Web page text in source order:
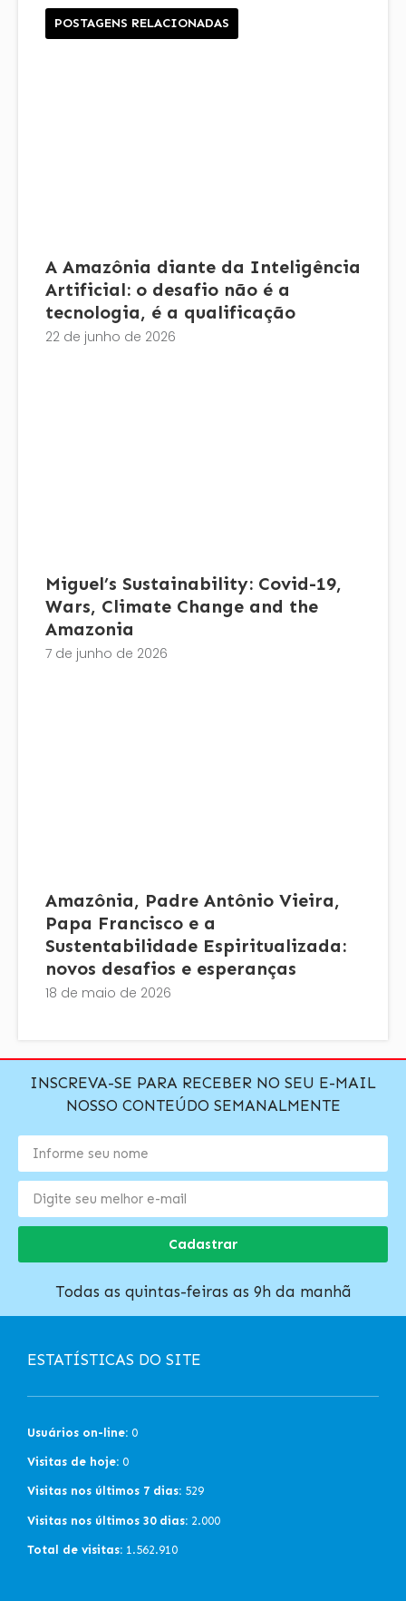
POSTAGENS RELACIONADAS
A Amazônia diante da Inteligência
Artificial: o desafio não é a
tecnologia, é a qualificação
22 de junho de 2026
Miguel’s Sustainability: Covid-19,
Wars, Climate Change and the
Amazonia
7 de junho de 2026
Amazônia, Padre Antônio Vieira,
Papa Francisco e a
Sustentabilidade Espiritualizada:
novos desafios e esperanças
18 de maio de 2026
INSCREVA-SE PARA RECEBER NO SEU E-MAIL
NOSSO CONTEÚDO SEMANALMENTE
Cadastrar
Todas as quintas-feiras as 9h da manhã
ESTATÍSTICAS DO SITE
Usuários on-line: 0
Visitas de hoje: 0
Visitas nos últimos 7 dias: 529
Visitas nos últimos 30 dias: 2.000
Total de visitas: 1.562.910